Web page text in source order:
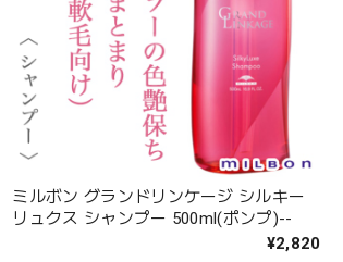
ミルボン グランドリンケージ シルキー
リュクス シャンプー 500ml(ポンプ)--
¥2,820